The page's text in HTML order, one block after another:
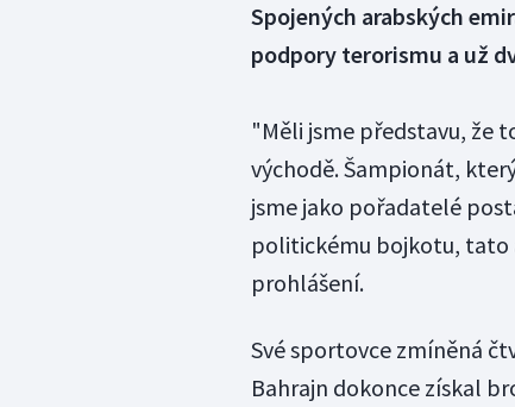
Spojených arabských
podpory terorismu a už
"Měli jsme představu, že
východě. Šampionát,
jsme jako pořadatelé
politickému bojkotu, tato
prohlášení.
Své sportovce zmíněná
Bahrajn dokonce získal